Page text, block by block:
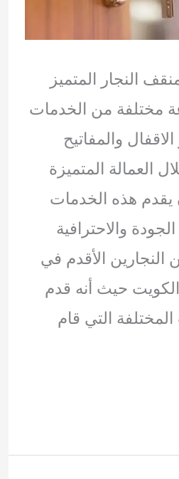
النجار المتميز
مختلفة من الخدمات
والمفاتيح
العمالة المتميزة
يقدم هذه الخدمات
والاحترافية
النجارين الأقدم في
حيث أنه قدم
التي قام